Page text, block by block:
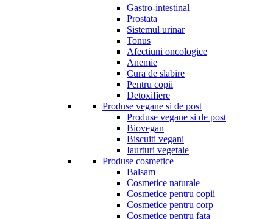
Gastro-intestinal
Prostata
Sistemul urinar
Tonus
Afectiuni oncologice
Anemie
Cura de slabire
Pentru copii
Detoxifiere
Produse vegane si de post
Produse vegane si de post
Biovegan
Biscuiti vegani
Iaurturi vegetale
Produse cosmetice
Balsam
Cosmetice naturale
Cosmetice pentru copii
Cosmetice pentru corp
Cosmetice pentru fata